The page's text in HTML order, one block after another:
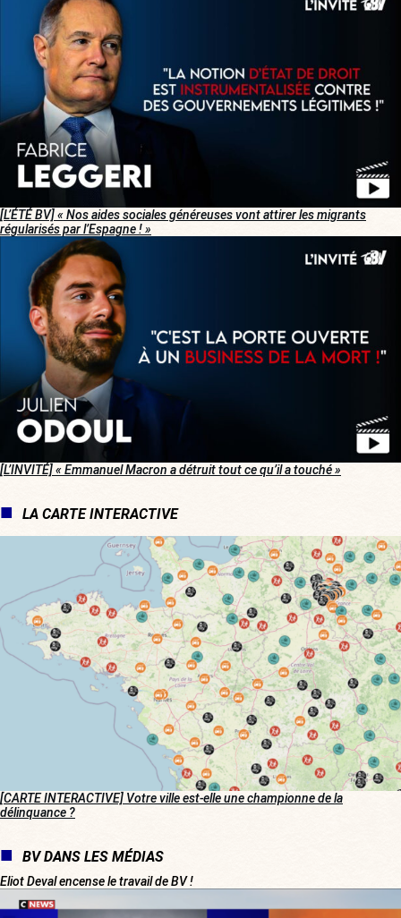
[L’ÉTÉ BV] « Nos aides sociales généreuses vont attirer les migrants
régularisés par l’Espagne ! »
[L’INVITÉ] « Emmanuel Macron a détruit tout ce qu’il a touché »
LA CARTE INTERACTIVE
[CARTE INTERACTIVE] Votre ville est-elle une championne de la
délinquance ?
BV DANS LES MÉDIAS
Eliot Deval encense le travail de BV !